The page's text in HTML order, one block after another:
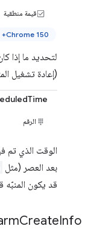
قيمة منطقية
Chrome 150+
لتحديد ما إذا
(إعادة تشغيل
الرقم
الوقت الذي تم
بعد العصر (مثل
قد يكون المنبّه
CreateInfo